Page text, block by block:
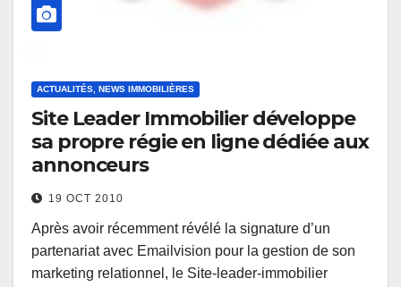
ACTUALITÉS, NEWS IMMOBILIÈRES
Site Leader Immobilier développe
sa propre régie en ligne dédiée aux
annonceurs
19 OCT 2010
Après avoir récemment révélé la signature d’un
partenariat avec Emailvision pour la gestion de son
marketing relationnel, le Site-leader-immobilier